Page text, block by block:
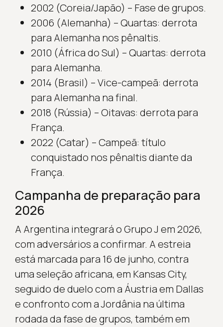
2002 (Coreia/Japão) – Fase de grupos.
2006 (Alemanha) – Quartas: derrota
para Alemanha nos pênaltis.
2010 (África do Sul) – Quartas: derrota
para Alemanha.
2014 (Brasil) – Vice-campeã: derrota
para Alemanha na final.
2018 (Rússia) – Oitavas: derrota para
França.
2022 (Catar) – Campeã: título
conquistado nos pênaltis diante da
França.
Campanha de preparação para
2026
A Argentina integrará o Grupo J em 2026,
com adversários a confirmar. A estreia
está marcada para 16 de junho, contra
uma seleção africana, em Kansas City,
seguido de duelo com a Áustria em Dallas
e confronto com a Jordânia na última
rodada da fase de grupos, também em